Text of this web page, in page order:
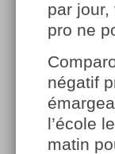
par
pro ne
négatif
l’école
matin